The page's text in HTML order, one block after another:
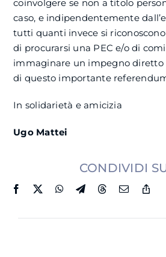
coinvolgere se non a titolo
caso, e indipendentemente
tutti quanti invece si
di procurarsi una PEC e/o di
immaginare un impegno diretto
di questo importante
In solidarietà e amicizia
Ugo Mattei
CONDIVIDI